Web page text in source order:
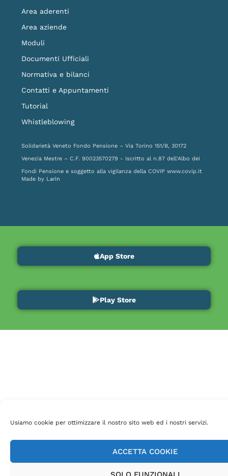
Usiamo cookie per ottimizzare il nostro sito web ed i nostri servizi.
ACCETTA COOKIE
Area aderenti
Area aziende
Moduli
Documenti Ufficiali
Normativa e bilanci
Contatti e Appuntamenti
Tutorial
Whistleblowing
Solidarietà Veneto Fondo Pensione – Via Torino 151/B, 30172
Venezia Mestre – C.F. 90023570279 - Iscritto al n.87 dell'Albo dei
Fondi Pensione e soggetto alla vigilanza della COVIP www.covip.it
Made by Larin
App Store
Play Store